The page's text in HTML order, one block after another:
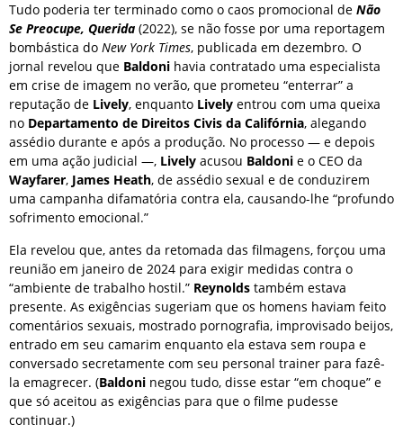
Tudo poderia ter terminado como o caos promocional de Não
Se Preocupe, Querida (2022), se não fosse por uma reportagem
bombástica do New York Times, publicada em dezembro. O
jornal revelou que Baldoni havia contratado uma especialista
em crise de imagem no verão, que prometeu “enterrar” a
reputação de Lively, enquanto Lively entrou com uma queixa
no Departamento de Direitos Civis da Califórnia, alegando
assédio durante e após a produção. No processo — e depois
em uma ação judicial —, Lively acusou Baldoni e o CEO da
Wayfarer, James Heath, de assédio sexual e de conduzirem
uma campanha difamatória contra ela, causando-lhe “profundo
sofrimento emocional.”
Ela revelou que, antes da retomada das filmagens, forçou uma
reunião em janeiro de 2024 para exigir medidas contra o
“ambiente de trabalho hostil.” Reynolds também estava
presente. As exigências sugeriam que os homens haviam feito
comentários sexuais, mostrado pornografia, improvisado beijos,
entrado em seu camarim enquanto ela estava sem roupa e
conversado secretamente com seu personal trainer para fazê-
la emagrecer. (Baldoni negou tudo, disse estar “em choque” e
que só aceitou as exigências para que o filme pudesse
continuar.)